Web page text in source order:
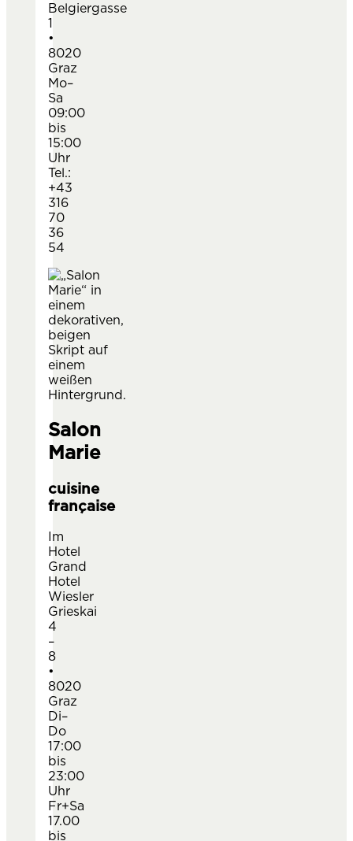
Belgiergasse
1
•
8020
Graz
Mo–
Sa
09:00
bis
15:00
Uhr
Tel.:
+43
316
70
36
54
Salon
Marie
cuisine
française
Im
Hotel
Grand
Hotel
Wiesler
Grieskai
4
–
8
•
8020
Graz
Di–
Do
17:00
bis
23:00
Uhr
Fr+Sa
17.00
bis